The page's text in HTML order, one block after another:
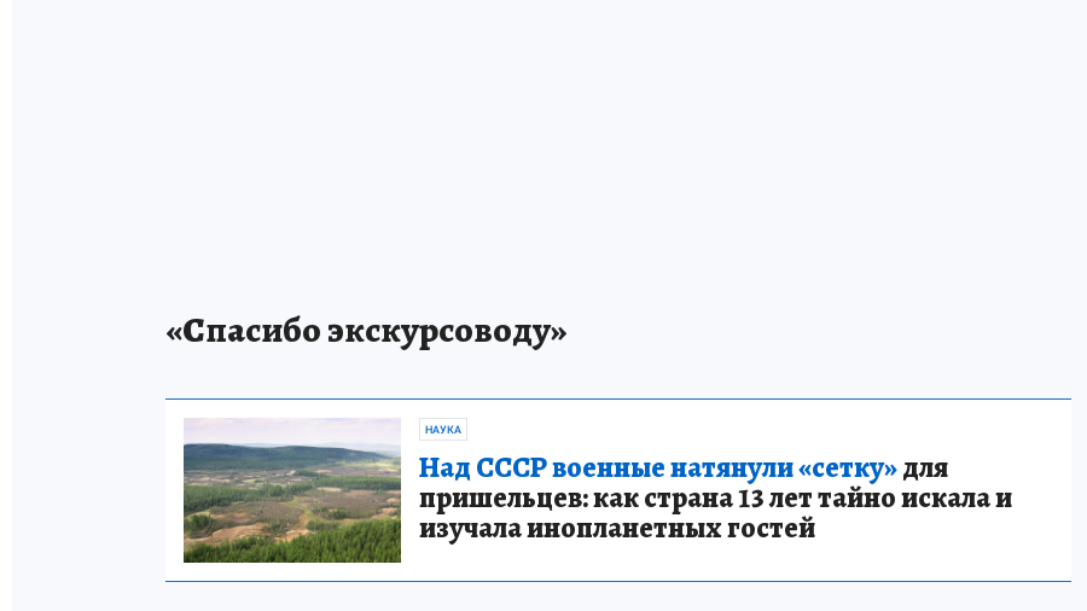
«Спасибо экскурсоводу»
НАУКА
Над СССР военные натянули «сетку»для
пришельцев: как страна 13 лет тайно искала и
изучала инопланетных гостей